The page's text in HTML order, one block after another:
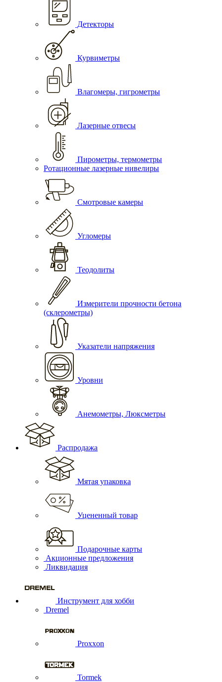
Детекторы
Курвиметры
Влагомеры, гигрометры
Лазерные отвесы
Пирометры, термометры
Ротационные лазерные нивелиры
Смотровые камеры
Угломеры
Теодолиты
Измерители прочности бетона
(склерометры)
Указатели напряжения
Уровни
Анемометры, Люксметры
Распродажа
Мятая упаковка
Уцененный товар
Подарочные карты
Акционные предложения
Ликвидация
Инструмент для хобби
Dremel
Proxxon
Tormek